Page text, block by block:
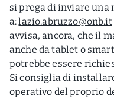
si prega di inviare una
a:lazio.abruzzo@onb.it
avvisa, ancora, che il
anche da tablet o
potrebbe essere
Si consiglia di
operativo del proprio